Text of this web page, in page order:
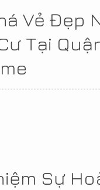
Vẻ Đẹp
Tại
Sự